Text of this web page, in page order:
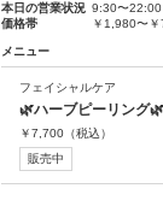
本日の営業状況 9:30〜22:00
価格帯
￥1,980〜
メニュー
フェイシャルケア
🌿ハーブピーリング
￥7,700 （税込）
販売中